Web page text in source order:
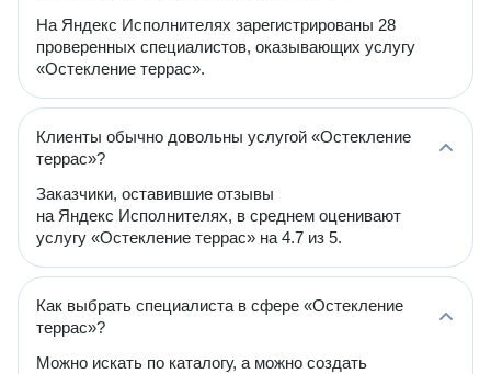
На Яндекс Исполнителях зарегистрированы 28
проверенных специалистов, оказывающих услугу
«Остекление террас».
Клиенты обычно довольны услугой «Остекление
террас»?
Заказчики, оставившие отзывы
на Яндекс Исполнителях, в среднем оценивают
услугу «Остекление террас» на 4.7 из 5.
Как выбрать специалиста в сфере «Остекление
террас»?
Можно искать по каталогу, а можно создать